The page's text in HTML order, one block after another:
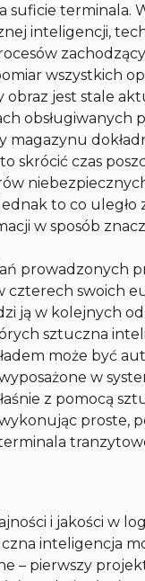
suficie terminala.
inteligencji,
wszystkich
obraz jest stale
obsługiwanych
skrócić czas
to co uległo
w sposób
prowadzonych
czterech swoich
ją w kolejnych
sztuczna
może być
w
z pomocą
proste,
i jakości w
inteligencja
– pierwszy